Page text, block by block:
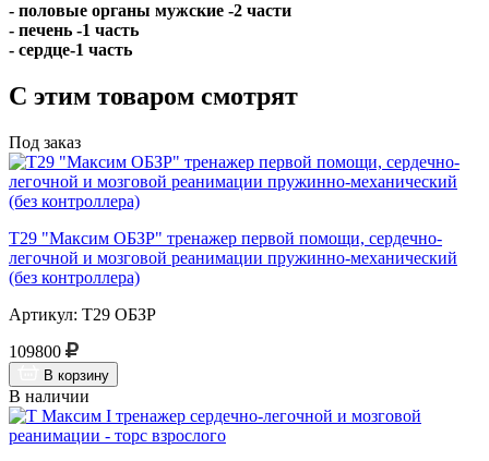
- половые органы мужские -2 части
- печень -1 часть
- сердце-1 часть
С этим товаром смотрят
Под заказ
Т29 "Максим ОБЗР" тренажер первой помощи, сердечно-
легочной и мозговой реанимации пружинно-механический
(без контроллера)
Артикул: Т29 ОБЗР
109800
В корзину
В наличии